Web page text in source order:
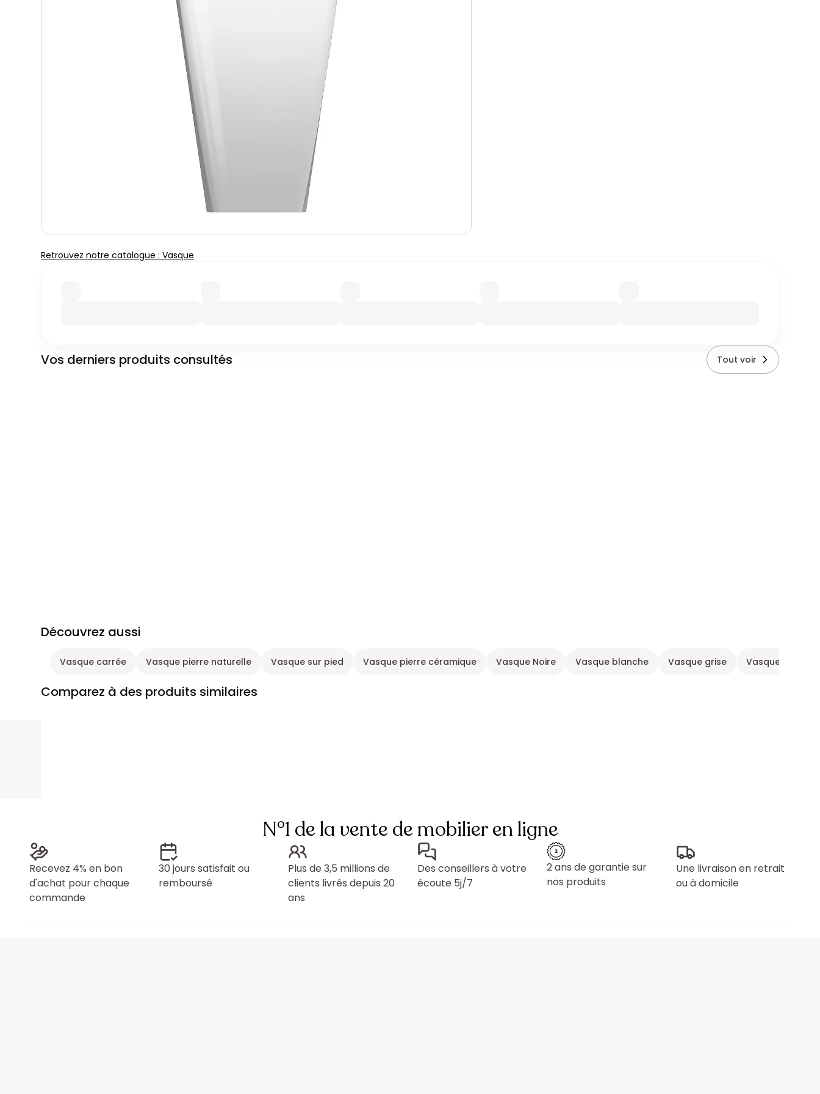
Retrouvez notre catalogue : Vasque
Vos derniers produits consultés Tout voir
Découvrez aussi
Vasque carrée Vasque pierre naturelle Vasque sur pied Vasque pierre céramique Vasque Noire Vasque blanche Vasque grise Vasque en
Comparez à des produits similaires
N°1 de la vente de mobilier en ligne
Recevez 4% en bon
d'achat pour chaque
commande
30 jours satisfait ou
remboursé
Plus de 3,5 millions de
clients livrés depuis 20
ans
Des conseillers à votre
écoute 5j/7
2 ans de garantie sur
nos produits
Une livraison en retrait
ou à domicile